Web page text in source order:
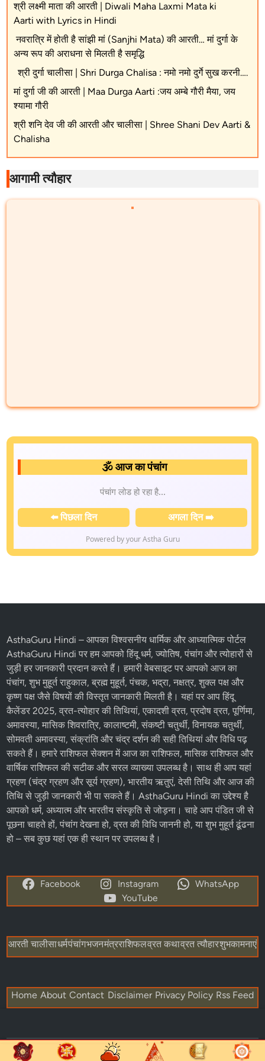
श्री लक्ष्मी माता की आरती | Diwali Maha Laxmi Mata ki
Aarti with Lyrics in Hindi
नवरात्रि में होती है सांझी मां (Sanjhi Mata) की आरती… मां दुर्गा के
अन्य रूप की अराधना से मिलती है समृद्धि
श्री दुर्गा चालीसा | Shri Durga Chalisa : नमो नमो दुर्गे सुख करनी….
मां दुर्गा जी की आरती | Maa Durga Aarti :जय अम्बे गौरी मैया, जय
श्यामा गौरी
श्री शनि देव जी की आरती और चालीसा | Shree Shani Dev Aarti &
Chalisha
आगामी त्यौहार
🕉️ आज का पंचांग
पंचांग लोड हो रहा है...
⬅️ पिछला दिन अगला दिन ➡️
Powered by your Astha Guru
AsthaGuru Hindi– आपका विश्वसनीय धार्मिक और आध्यात्मिक पोर्टल
AsthaGuru Hindi पर हम आपको हिंदू धर्म, ज्योतिष,पंचांगऔरत्योहारोंसे
जुड़ी हर जानकारी प्रदान करते हैं। हमारी वेबसाइट पर आपको आज का
पंचांग, शुभ मुहूर्त राहुकाल, ब्रह्म मुहूर्त, पंचक, भद्रा, नक्षत्र, शुक्ल पक्ष और
कृष्ण पक्ष जैसे विषयों की विस्तृत जानकारी मिलती है। यहां पर आप हिंदू
कैलेंडर 2025,व्रत-त्योहार की तिथियां,एकादशी व्रत, प्रदोष व्रत, पूर्णिमा,
अमावस्या, मासिक शिवरात्रि, कालाष्टमी, संकष्टी चतुर्थी, विनायक चतुर्थी,
सोमवती अमावस्या, संक्रांति और चंद्र दर्शन की सही तिथियां और विधि पढ़
सकते हैं। हमारेराशिफलसेक्शन मेंआज का राशिफल, मासिक राशिफल और
वार्षिक राशिफल की सटीक और सरल व्याख्या उपलब्ध है। साथ ही आप यहां
ग्रहण (चंद्र ग्रहण और सूर्य ग्रहण), भारतीय ऋतुएं, देसी तिथि और आज की
तिथि से जुड़ी जानकारी भी पा सकते हैं। AsthaGuru Hindi का उद्देश्य है
आपको धर्म, अध्यात्म और भारतीय संस्कृति से जोड़ना। चाहे आप पंडित जी से
पूछना चाहते हों, पंचांग देखना हो, व्रत की विधि जाननी हो, या शुभ मुहूर्त ढूंढना
हो – सब कुछ यहां एक ही स्थान पर उपलब्ध है।
Facebook Instagram
WhatsApp
YouTube
आरती चालीसाधर्मपंचांगभजनमंत्रराशिफलव्रत कथाव्रत त्यौहारशुभकामनाएं
Home About Contact Disclaimer Privacy Policy Rss Feed
Copyright © 2026 Astha Guru Hindi.